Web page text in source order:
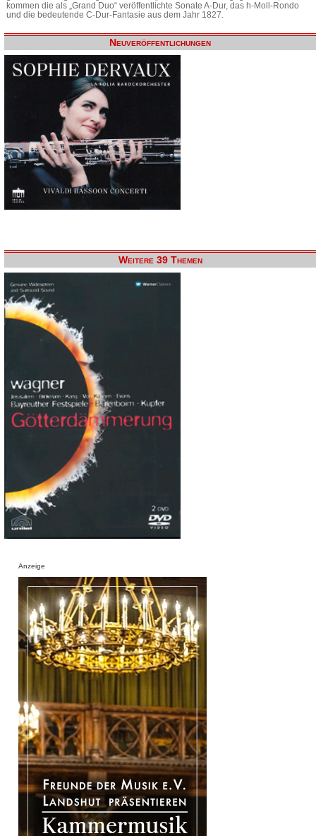
kommen die als „Grand Duo“ veröffentlichte Sonate A-Dur, das h-Moll-Rondo
und die bedeutende C-Dur-Fantasie aus dem Jahr 1827.
Neuveröffentlichungen
Weitere 39 Themen
Anzeige